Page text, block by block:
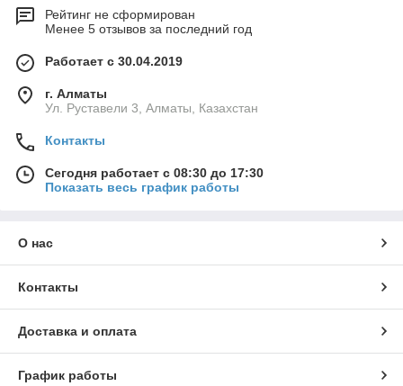
Рейтинг не сформирован
Менее 5 отзывов за последний год
Работает с 30.04.2019
г. Алматы
Ул. Руставели 3, Алматы, Казахстан
Контакты
Сегодня работает с 08:30 до 17:30
Показать весь график работы
О нас
Контакты
Доставка и оплата
График работы